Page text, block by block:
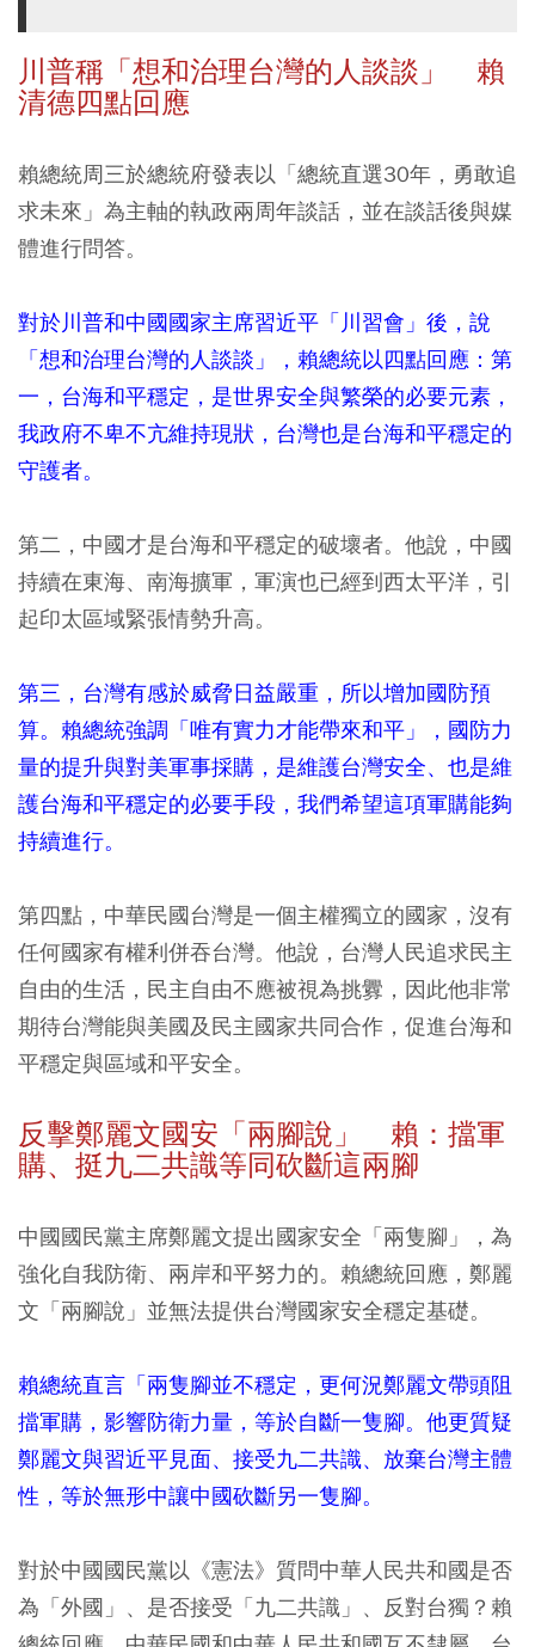
川普稱「想和治理台灣的人談談」 賴
清德四點回應
賴總統周三於總統府發表以「總統直選30年，勇敢追
求未來」為主軸的執政兩周年談話，並在談話後與媒
體進行問答。
對於川普和中國國家主席習近平「川習會」後，說
「想和治理台灣的人談談」，賴總統以四點回應：第
一，台海和平穩定，是世界安全與繁榮的必要元素，
我政府不卑不亢維持現狀，台灣也是台海和平穩定的
守護者。
第二，中國才是台海和平穩定的破壞者。他說，中國
持續在東海、南海擴軍，軍演也已經到西太平洋，引
起印太區域緊張情勢升高。
第三，台灣有感於威脅日益嚴重，所以增加國防預
算。賴總統強調「唯有實力才能帶來和平」，國防力
量的提升與對美軍事採購，是維護台灣安全、也是維
護台海和平穩定的必要手段，我們希望這項軍購能夠
持續進行。
第四點，中華民國台灣是一個主權獨立的國家，沒有
任何國家有權利併吞台灣。他說，台灣人民追求民主
自由的生活，民主自由不應被視為挑釁，因此他非常
期待台灣能與美國及民主國家共同合作，促進台海和
平穩定與區域和平安全。
反擊鄭麗文國安「兩腳說」 賴：擋軍
購、挺九二共識等同砍斷這兩腳
中國國民黨主席鄭麗文提出國家安全「兩隻腳」，為
強化自我防衛、兩岸和平努力的。賴總統回應，鄭麗
文「兩腳說」並無法提供台灣國家安全穩定基礎。
賴總統直言「兩隻腳並不穩定，更何況鄭麗文帶頭阻
擋軍購，影響防衛力量，等於自斷一隻腳。他更質疑
鄭麗文與習近平見面、接受九二共識、放棄台灣主體
性，等於無形中讓中國砍斷另一隻腳。
對於中國國民黨以《憲法》質問中華人民共和國是否
為「外國」、是否接受「九二共識」、反對台獨？賴